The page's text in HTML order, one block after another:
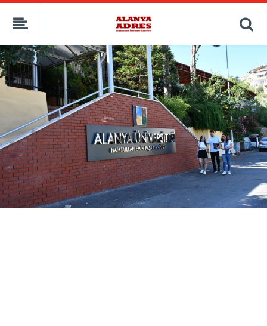
kaçak bahis
deneme bonusu
canlı bahis siteleri
deneme bonusu veren siteler
bahis siteleri
porno izle